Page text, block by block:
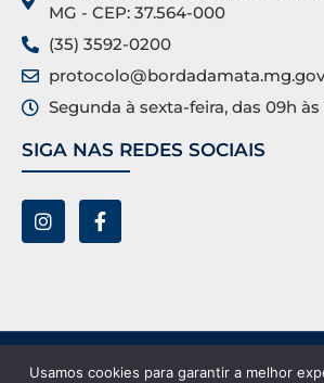
MG - CEP: 37.564-000
(35) 3592-0200
Segunda à sexta-feira, das 09h às
SIGA NAS REDES SOCIAIS
Prefeitura Municipal de Borda da
Usamos cookies para garantir a melhor